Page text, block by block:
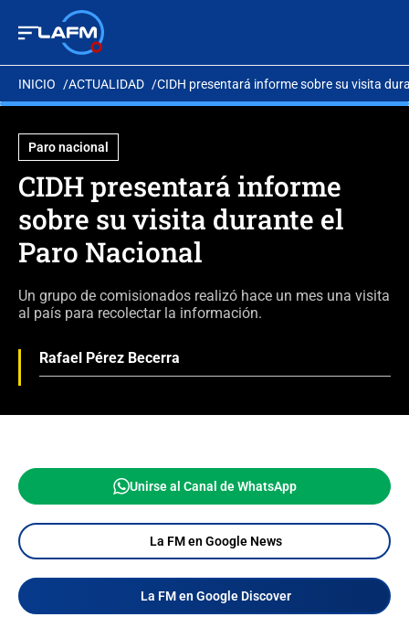
INICIO ACTUALIDAD CIDH presentará informe sobre su visita
Paro nacional
CIDH presentará informe
sobre su visita durante el
Paro Nacional
Un grupo de comisionados realizó hace un mes una visita
al país para recolectar la información.
Rafael Pérez Becerra
Unirse al Canal de WhatsApp
La FM en Google News
La FM en Google Discover